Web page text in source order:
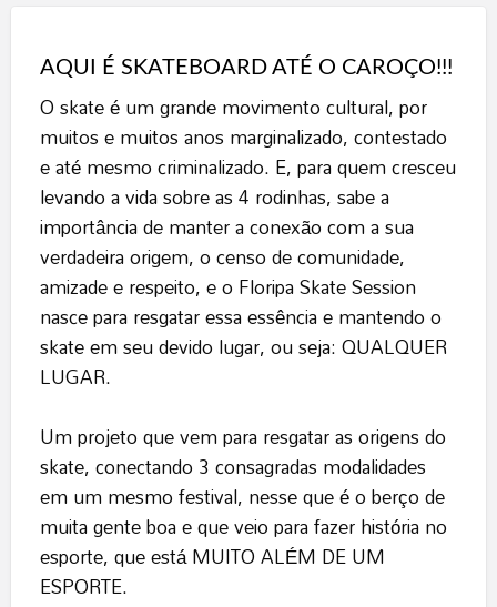
AQUI É SKATEBOARD ATÉ O CAROÇO!!!
O skate é um grande movimento cultural, por
muitos e muitos anos marginalizado, contestado
e até mesmo criminalizado. E, para quem cresceu
levando a vida sobre as 4 rodinhas, sabe a
importância de manter a conexão com a sua
verdadeira origem, o censo de comunidade,
amizade e respeito, e o Floripa Skate Session
nasce para resgatar essa essência e mantendo o
skate em seu devido lugar, ou seja: QUALQUER
LUGAR.
Um projeto que vem para resgatar as origens do
skate, conectando 3 consagradas modalidades
em um mesmo festival, nesse que é o berço de
muita gente boa e que veio para fazer história no
esporte, que está MUITO ALÉM DE UM
ESPORTE.